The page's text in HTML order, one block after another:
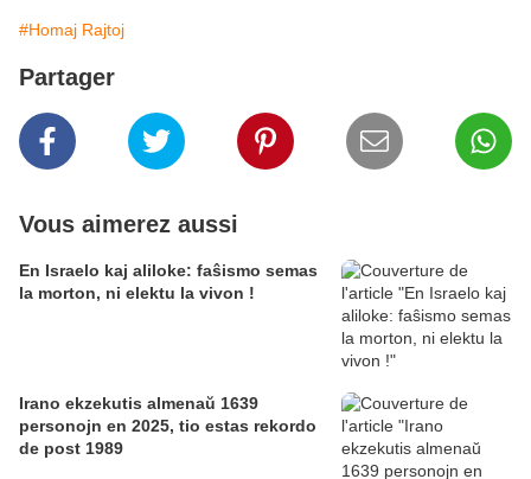
#Homaj Rajtoj
Partager
Vous aimerez aussi
En Israelo kaj aliloke: faŝismo semas
la morton, ni elektu la vivon !
Irano ekzekutis almenaŭ 1639
personojn en 2025, tio estas rekordo
de post 1989